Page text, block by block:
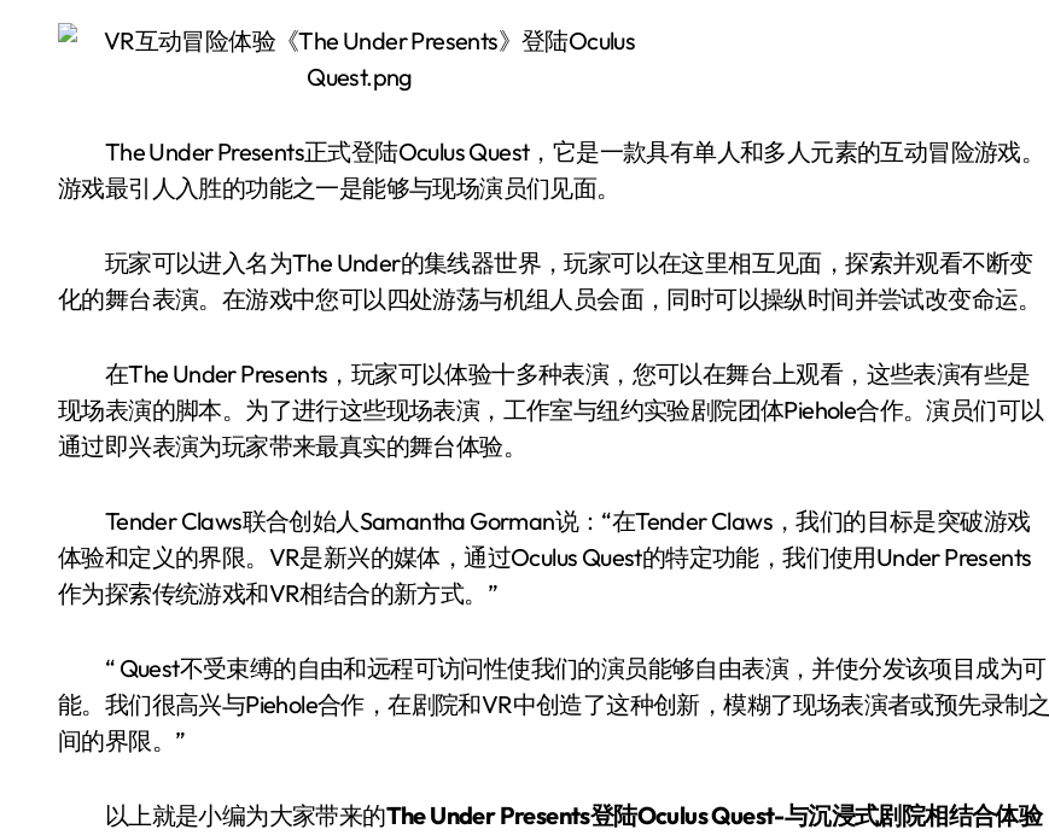
The Under Presents正式登陆Oculus Quest，它是一款具有单人和多人元素的互动冒险游戏。
游戏最引人入胜的功能之一是能够与现场演员们见面。
玩家可以进入名为The Under的集线器世界，玩家可以在这里相互见面，探索并观看不断变
化的舞台表演。在游戏中您可以四处游荡与机组人员会面，同时可以操纵时间并尝试改变命运。
在The Under Presents，玩家可以体验十多种表演，您可以在舞台上观看，这些表演有些是
现场表演的脚本。为了进行这些现场表演，工作室与纽约实验剧院团体Piehole合作。演员们可以
通过即兴表演为玩家带来最真实的舞台体验。
Tender Claws联合创始人Samantha Gorman说：“在Tender Claws，我们的目标是突破游戏
体验和定义的界限。VR是新兴的媒体，通过Oculus Quest的特定功能，我们使用Under Presents
作为探索传统游戏和VR相结合的新方式。”
“ Quest不受束缚的自由和远程可访问性使我们的演员能够自由表演，并使分发该项目成为可
能。我们很高兴与Piehole合作，在剧院和VR中创造了这种创新，模糊了现场表演者或预先录制之
间的界限。”
以上就是小编为大家带来的The Under Presents登陆Oculus Quest-与沉浸式剧院相结合体验